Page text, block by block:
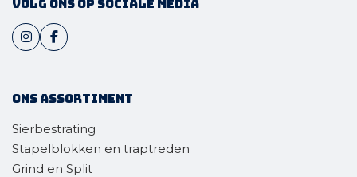
Volg ons op sociale media
Ons assortiment
Sierbestrating
Stapelblokken en traptreden
Grind en Split